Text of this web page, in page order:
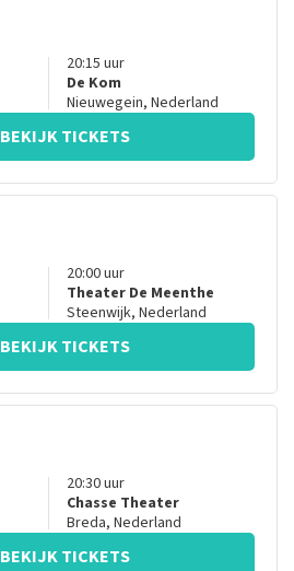
20:15 uur
De Kom
Nieuwegein, Nederland
BEKIJK TICKETS
20:00uur
Theater De Meenthe
Steenwijk, Nederland
BEKIJK TICKETS
20:30uur
Chasse Theater
Breda, Nederland
BEKIJK TICKETS